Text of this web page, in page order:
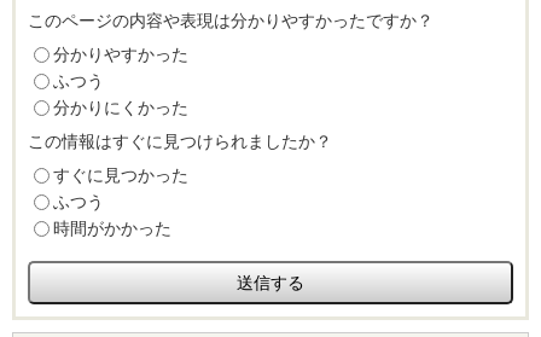
このページの内容や表現は分かりやすかったですか？
分かりやすかった
ふつう
分かりにくかった
この情報はすぐに見つけられましたか？
すぐに見つかった
ふつう
時間がかかった